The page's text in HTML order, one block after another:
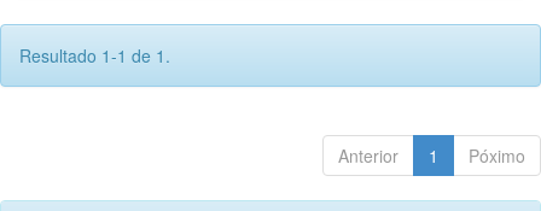
Resultado 1-1 de 1.
Anterior 1 Póximo